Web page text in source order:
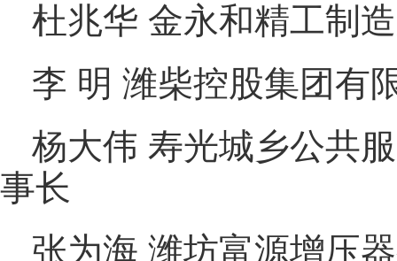
杜兆华 金永和精工制
李 明 潍柴控股集团有
杨大伟 寿光城乡公共
事长
张为海 潍坊富源增压